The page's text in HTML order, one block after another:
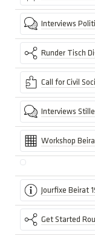
Interviews
Runder Tisch
Call for Civil
Interviews
Workshop
Jourfixe Beirat
Get Started